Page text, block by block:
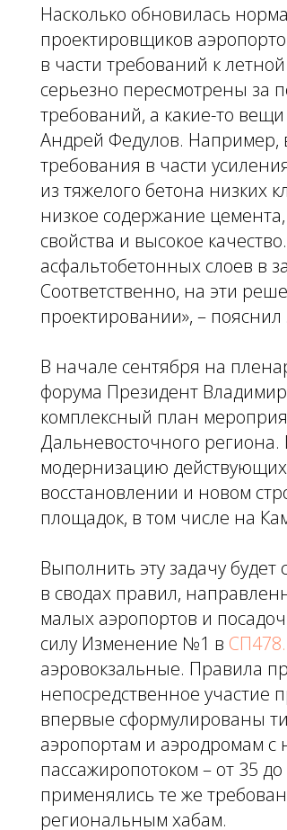
Насколько обновилась
проектировщиков
в части требований к
серьезно пересмотрены за
требований, а какие-то вещи
Андрей Федулов.
требования в части
из тяжелого бетона низких
низкое содержание
свойства и высокое
асфальтобетонных слоев в
Соответственно, на эти
проектировании», – пояснил
В начале сентября на
форума Президент
комплексный план
Дальневосточного
модернизацию действующих
восстановлении и новом
площадок, в том числе на
Выполнить эту задачу
в сводах правил,
малых аэропортов и
силу Изменение №1 в
аэровокзальные. Правила
непосредственное участие
впервые сформулированы
аэропортам и аэродромам
пассажиропотоком – от 35
применялись те же
региональным хабам.